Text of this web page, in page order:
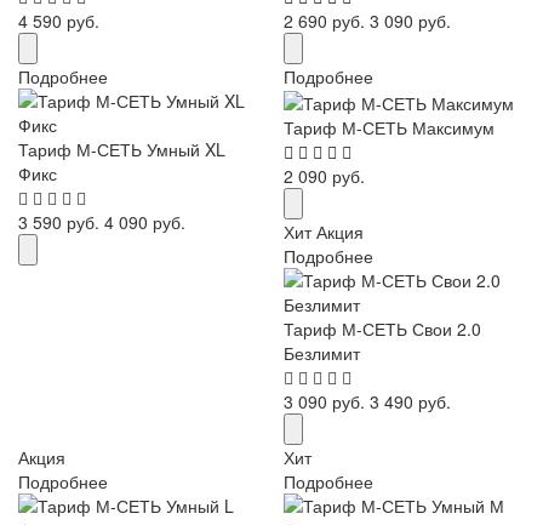
4 590 руб.
2 690 руб. 3 090 руб.
Подробнее
Тариф М-СЕТЬ Умный XL
Фикс
3 590 руб. 4 090 руб.
Подробнее
Тариф М-СЕТЬ Максимум
2 090 руб.
Хит Акция
Подробнее
Тариф М-СЕТЬ Свои 2.0
Безлимит
3 090 руб. 3 490 руб.
Акция
Подробнее
Хит
Подробнее